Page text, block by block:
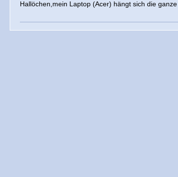
Hallöchen,mein Laptop (Acer) hängt sich die